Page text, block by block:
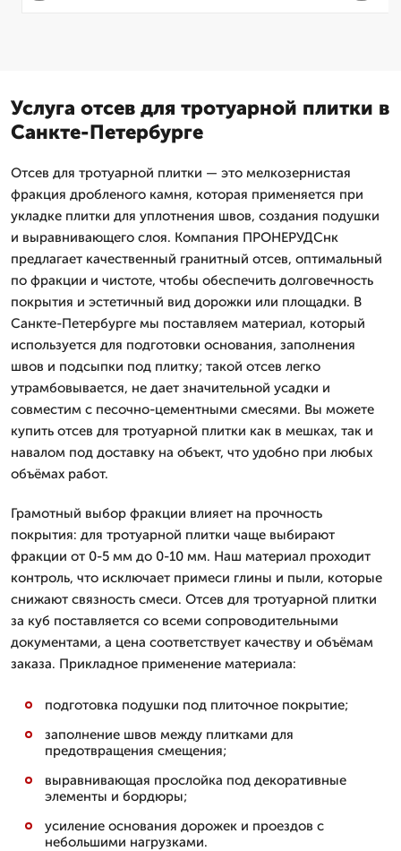
Услуга отсев для тротуарной плитки в
Санкте-Петербурге
Отсев для тротуарной плитки — это мелкозернистая
фракция дробленого камня, которая применяется при
укладке плитки для уплотнения швов, создания подушки
и выравнивающего слоя. Компания ПРОНЕРУДСнк
предлагает качественный гранитный отсев, оптимальный
по фракции и чистоте, чтобы обеспечить долговечность
покрытия и эстетичный вид дорожки или площадки. В
Санкте-Петербурге мы поставляем материал, который
используется для подготовки основания, заполнения
швов и подсыпки под плитку; такой отсев легко
утрамбовывается, не дает значительной усадки и
совместим с песочно-цементными смесями. Вы можете
купить отсев для тротуарной плитки как в мешках, так и
навалом под доставку на объект, что удобно при любых
объёмах работ.
Грамотный выбор фракции влияет на прочность
покрытия: для тротуарной плитки чаще выбирают
фракции от 0-5 мм до 0-10 мм. Наш материал проходит
контроль, что исключает примеси глины и пыли, которые
снижают связность смеси. Отсев для тротуарной плитки
за куб поставляется со всеми сопроводительными
документами, а цена соответствует качеству и объёмам
заказа. Прикладное применение материала:
подготовка подушки под плиточное покрытие;
заполнение швов между плитками для
предотвращения смещения;
выравнивающая прослойка под декоративные
элементы и бордюры;
усиление основания дорожек и проездов с
небольшими нагрузками.